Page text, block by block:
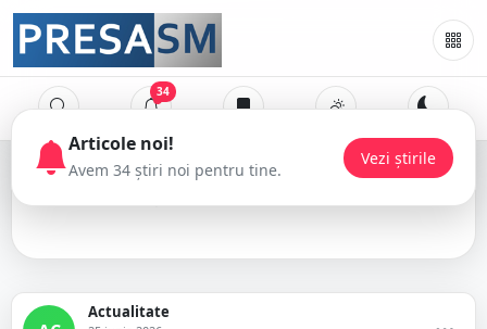
34
economie
Actualitate